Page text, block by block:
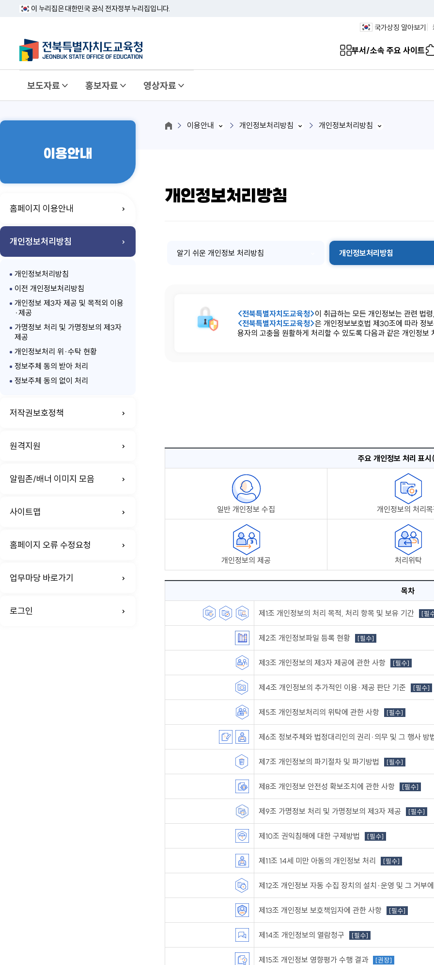
이 누리집은 대한민국 공식 전자정부 누리집입니다.
국가상징 알아보기
부서/소속 주요 사이트
보도자료 홍보자료 영상자료
이용안내
홈페이지 이용안내
개인정보처리방침
개인정보처리방침
이전 개인정보처리방침
개인정보 제3자 제공 및 목적외 이용
·제공
가명정보 처리 및 가명정보의 제3자
제공
개인정보처리 위·수탁 현황
정보주체 동의 받아 처리
정보주체 동의 없이 처리
저작권보호정책
원격지원
알림존/배너 이미지 모음
사이트맵
홈페이지 오류 수정요청
업무마당 바로가기
로그인
이용안내 개인정보처리방침 개인정보처리방침
개인정보처리방침
알기 쉬운 개인정보 처리방침 개인정보처리방침
<전북특별자치도교육청>이 취급하는 모든 개인정보는 관련 법
<전북특별자치도교육청>은 개인정보보호법 제30조에 따라 정
용자의 고충을 원활하게 처리할 수 있도록 다음과 같은 개인정보
주요 개인정보 처리 표
일반 개인정보 수집 개인정보의 처리목
개인정보의 제공 처리위탁
목차
제1조 개인정보의 처리 목적, 처리 항목 및 보유 기간 [필
제2조 개인정보파일 등록 현황 [필수]
제3조 개인정보의 제3자 제공에 관한 사항 [필수]
제4조 개인정보의 추가적인 이용·제공 판단 기준 [필수]
제5조 개인정보처리의 위탁에 관한 사항 [필수]
제6조 정보주체와 법정대리인의 권리·의무 및 그 행사 방
제7조 개인정보의 파기절차 및 파기방법 [필수]
제8조 개인정보 안전성 확보조치에 관한 사항 [필수]
제9조 가명정보 처리 및 가명정보의 제3자 제공 [필수]
제10조 권익침해에 대한 구제방법 [필수]
제11조 14세 미만 아동의 개인정보 처리 [필수]
제12조 개인정보 자동 수집 장치의 설치·운영 및 그 거부
제13조 개인정보 보호책임자에 관한 사항 [필수]
제14조 개인정보의 열람청구 [필수]
제15조 개인정보 영향평가 수행 결과 [권장]